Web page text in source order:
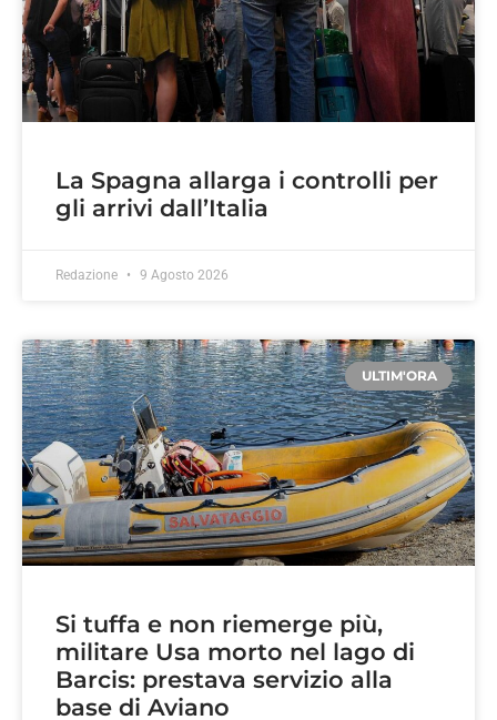
La Spagna allarga i controlli per
gli arrivi dall’Italia
Redazione 9 Agosto 2026
ULTIM'ORA
Si tuffa e non riemerge più,
militare Usa morto nel lago di
Barcis: prestava servizio alla
base di Aviano